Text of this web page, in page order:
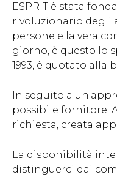
ESPRIT è stata
rivoluzionario degli
persone e la vera
giorno, è questo lo
1993, è quotato
In seguito a
possibile fornitore.
richiesta, creata
La disponibilità
distinguerci dai